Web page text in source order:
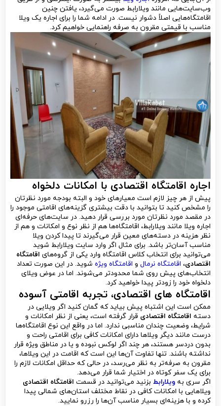
وب‌سایت‌هایی مانند ویلارابط صورت می‌گیرد، یافتن چنین
اقامتگاه‌هایی اصلاً دشوار نیست. در ادامه شما را برای اجاره یک ویلا
مناسب با قیمتی مقرون به صرفه راهنمایی خواهیم کرد.
اجاره اقامتگاه اقتصادی با امکانات دلخواه
پیش از هر چیز لازم است معیارهای خود و البته بودجه مورد نظرتان
را مشخص کنید تا بتوانید با دقت بیشتری گزینه‌های اقامتی موجود را
در مقصد مورد نظرتان مورد بررسی قرار دهید. در سایت‌های حرفه‌ای
اجاره ویلا مانند ویلارابط، اقامتگاه‌ها هم از نظر نوع و امکانات و هم از
نظر هزینه در دسته‌های معین قرار می‌گیرند تا پیدا کردن ویلا
مناسب آسان‌تر باشد. برای مثال اگر وارد سایت ویلارابط شوید
می‌توانید برای انتخاب کلاس اقامتگاه وارد یکی از گروه‌های اقامتگاه
اقتصادی، اقامتگاه نرمال و اقامتگاه ویژه شوید. در این صورت تعداد
انتخاب‌های پیش روی شما محدودتر می‌شوند. اما در عوض ویلای
دلخواه خود را زودتر پیدا خواهید کرد.
اقامتگاه های اقتصادی، تجربه اقامتی آسوده
ممکن است این اشتباه پیش بیاید که گمان کنید اگر ویلایی در
دسته اقامتگاه اقتصادی قرار گرفته است، یعنی از نظر امکانات و
شرایط، وضعیت چندان مناسبی ندارد. اما در واقع این نوع اقامتگاه‌ها
درست مانند دیگر ویلاها دارای امکانات کافی برای اقامتی راحت و
بدون دردسر هستند، هر چند اگر لوکس نبوده و یا در مناطق ویژه قرار
نداشته باشند. تنها تفاوت آن‌ها این است که اقامت در این ویلاها،
مقرون به صرفه‌تر به نظر می‌رسد، در حالی که حداقل امکانات لازم را
برای یک سفر کوتاه در اختیار شما قرار می‌دهد.
اگر سری به ویلارابط بزنید می‌توانید در قسمت اقامتگاه اقتصادی
ویلاهایی با امکانات کافی در نقاط مختلف استان‌های شمالی پیدا
کرده و با هزینه‌ای بسیار مناسب آن‌ها را رزرو نمایید.